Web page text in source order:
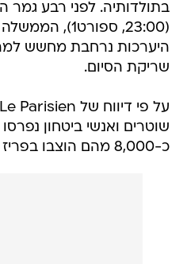
בתולדותיה. לפני רבע גמר
(23:00,
היערכות נרחבת מחשש
שריקת הסיום.
שוטרים ואנשי ביטחון
כ-8,000 מהם הוצבו בפריז בלבד.